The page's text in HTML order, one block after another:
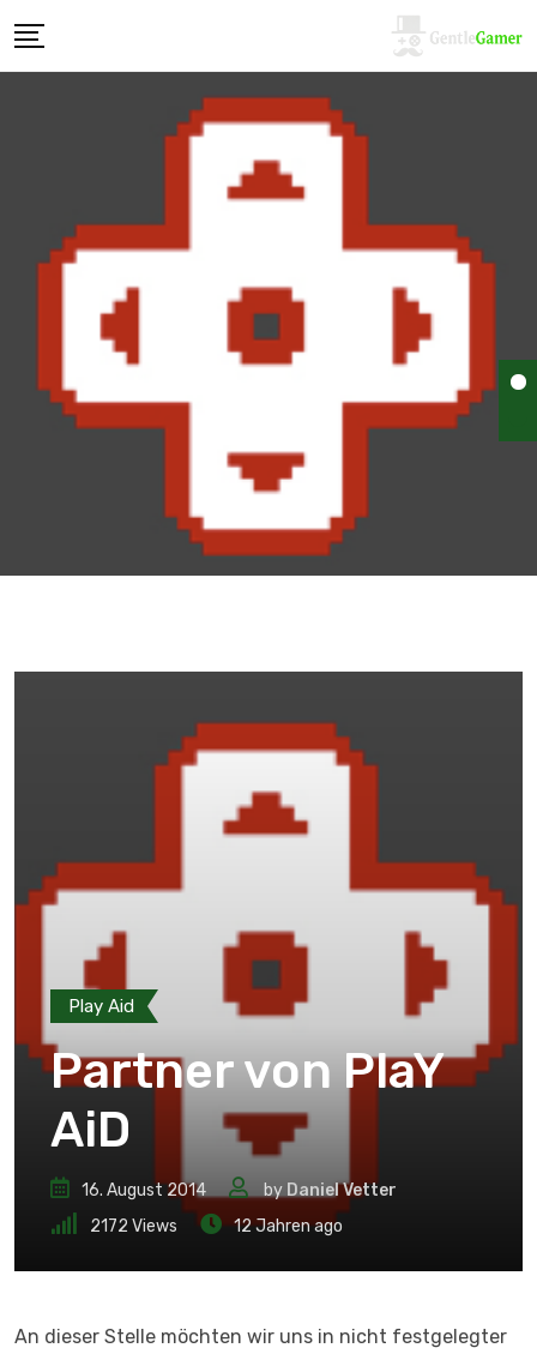
Play Aid
Partner von PlaY
AiD
16. August 2014 by Daniel Vetter
2172 Views 12 Jahren ago
An dieser Stelle möchten wir uns in nicht festgelegter